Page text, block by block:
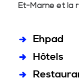
Et-Marne et la
Ehpad
Hôtels